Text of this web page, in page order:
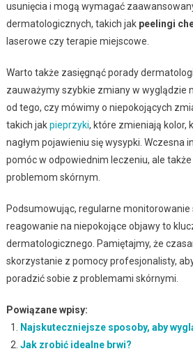
usunięcia i mogą wymagać
dermatologicznych, takich jak peelingi
laserowe czy terapie miejscowe.
Warto także zasięgnąć porady
zauważymy szybkie zmiany w wyglądzie
od tego, czy mówimy o niepokojących
takich jakpieprzyki, które zmieniają kolor,
nagłym pojawieniu się wysypki. Wczesna
pomóc w odpowiednim leczeniu, ale
problemom skórnym.
Podsumowując, regularne
reagowanie na niepokojące objawy to
dermatologicznego. Pamiętajmy, że
skorzystanie z pomocy profesjonalisty,
poradzić sobie z problemami skórnymi.
Powiązane wpisy:
Najskuteczniejsze sposoby, aby
Jak zrobić idealne brwi?